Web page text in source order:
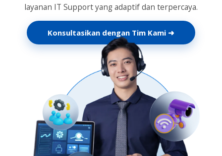
layanan IT Support yang adaptif dan terpercaya.
Konsultasikan dengan Tim Kami ➜